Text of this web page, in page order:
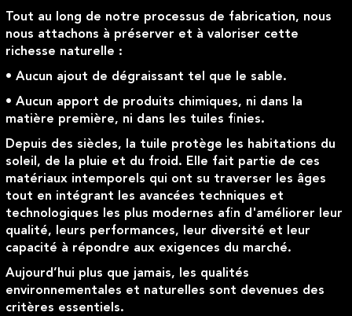
Tout au long de notre processus de fabrication, nous
nous attachons à préserver et à valoriser cette
richesse naturelle :
• Aucun ajout de dégraissant tel que le sable.
• Aucun apport de produits chimiques, ni dans la
matière première, ni dans les tuiles finies.
Depuis des siècles, la tuile protège les habitations du
soleil, de la pluie et du froid. Elle fait partie de ces
matériaux intemporels qui ont su traverser les âges
tout en intégrant les avancées techniques et
technologiques les plus modernes afin d'améliorer leur
qualité, leurs performances, leur diversité et leur
capacité à répondre aux exigences du marché.
Aujourd’hui plus que jamais, les qualités
environnementales et naturelles sont devenues des
critères essentiels.